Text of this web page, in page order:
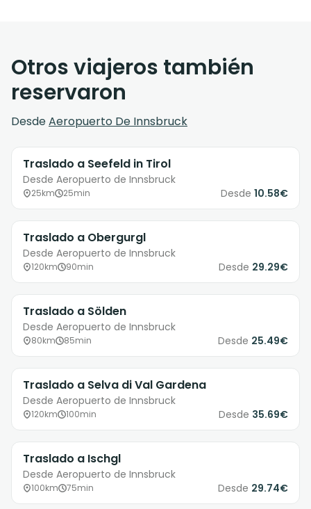
Otros viajeros también
reservaron
DesdeAeropuerto De Innsbruck
Traslado a Seefeld in Tirol
Desde Aeropuerto de Innsbruck
25km 25min Desde 10.58€
Traslado a Obergurgl
Desde Aeropuerto de Innsbruck
120km 90min Desde 29.29€
Traslado a Sölden
Desde Aeropuerto de Innsbruck
80km 85min Desde 25.49€
Traslado a Selva di Val Gardena
Desde Aeropuerto de Innsbruck
120km 100min Desde 35.69€
Traslado a Ischgl
Desde Aeropuerto de Innsbruck
100km 75min Desde 29.74€